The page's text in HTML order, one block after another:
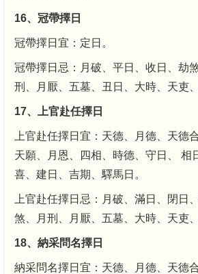
16、冠帶擇日
冠帶擇日宜：定日。
冠帶擇日忌：月破、平日、收日、劫
刑、月厭、五墓、丑日、大時、天吏
17、上官赴任擇日
上官赴任擇日宜：天德、月德、天德
天願、月恩、四相、時德、守日、 相
喜、建日、吉期、驛馬日。
上官赴任擇日忌：月破、滿日、閉日
煞、月刑、月厭、五墓、大時、天吏
18、納采問名擇日
納采問名擇日宜：天德、月德、天德